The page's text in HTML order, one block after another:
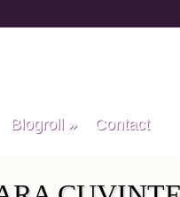
Blogroll » Contact